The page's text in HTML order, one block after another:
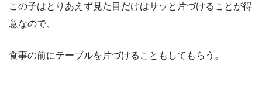
この子はとりあえず見た目だけはサッと片づけることが得
意なので、
食事の前にテーブルを片づけることもしてもらう。